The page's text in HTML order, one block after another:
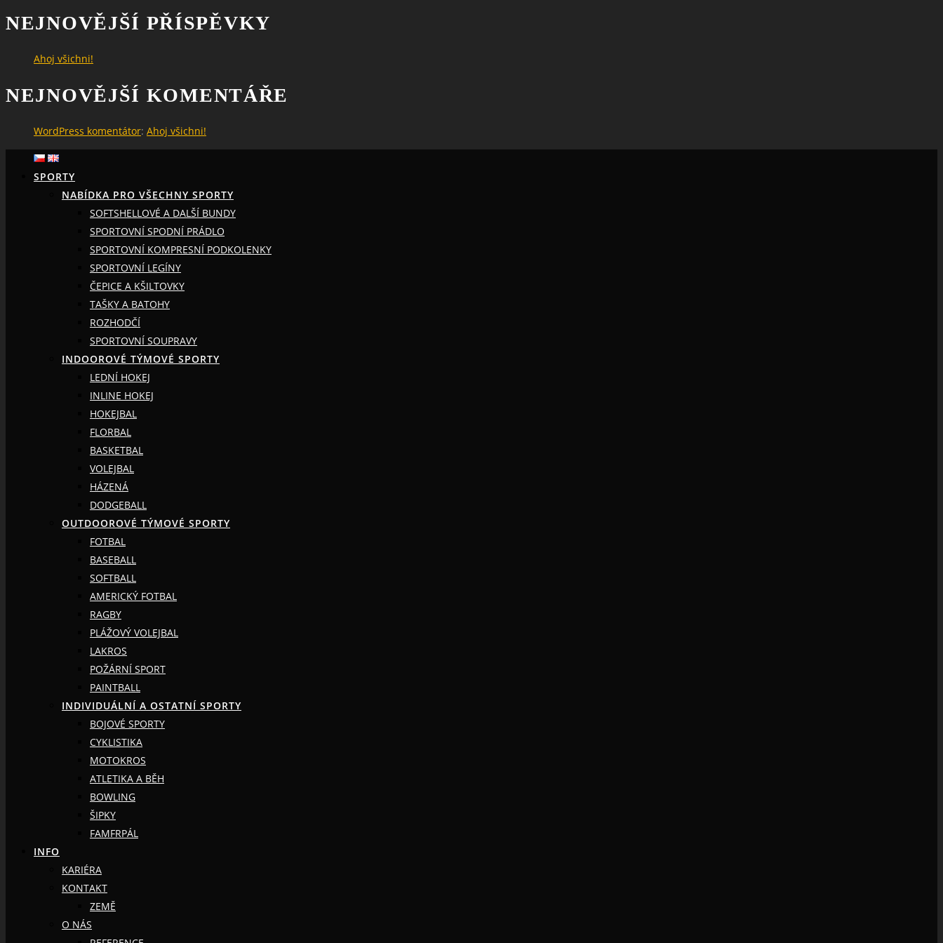
NEJNOVĚJŠÍ PŘÍSPĚVKY
Ahoj všichni!
NEJNOVĚJŠÍ KOMENTÁŘE
WordPress komentátor: Ahoj všichni!
SPORTY
NABÍDKA PRO VŠECHNY SPORTY
SOFTSHELLOVÉ A DALŠÍ BUNDY
SPORTOVNÍ SPODNÍ PRÁDLO
SPORTOVNÍ KOMPRESNÍ PODKOLENKY
SPORTOVNÍ LEGÍNY
ČEPICE A KŠILTOVKY
TAŠKY A BATOHY
ROZHODČÍ
SPORTOVNÍ SOUPRAVY
INDOOROVÉ TÝMOVÉ SPORTY
LEDNÍ HOKEJ
INLINE HOKEJ
HOKEJBAL
FLORBAL
BASKETBAL
VOLEJBAL
HÁZENÁ
DODGEBALL
OUTDOOROVÉ TÝMOVÉ SPORTY
FOTBAL
BASEBALL
SOFTBALL
AMERICKÝ FOTBAL
RAGBY
PLÁŽOVÝ VOLEJBAL
LAKROS
POŽÁRNÍ SPORT
PAINTBALL
INDIVIDUÁLNÍ A OSTATNÍ SPORTY
BOJOVÉ SPORTY
CYKLISTIKA
MOTOKROS
ATLETIKA A BĚH
BOWLING
ŠIPKY
FAMFRPÁL
INFO
KARIÉRA
KONTAKT
ZEMĚ
O NÁS